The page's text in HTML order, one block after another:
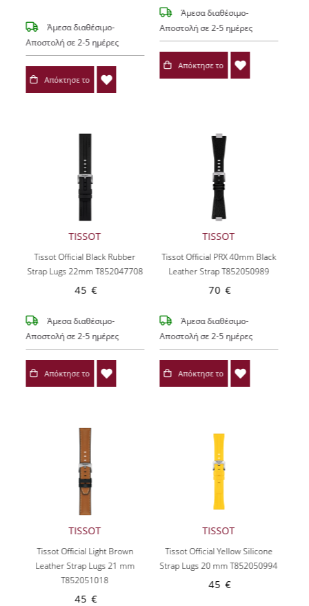
Άμεσα διαθέσιμο-
Αποστολή σε 2-5 ημέρες
Απόκτησε το
Άμεσα διαθέσιμο-
Αποστολή σε 2-5 ημέρες
Απόκτησε το
TISSOT
Tissot Official Black Rubber
Strap Lugs 22mm T852047708
45 €
Άμεσα διαθέσιμο-
Αποστολή σε 2-5 ημέρες
Απόκτησε το
TISSOT
Tissot Official PRX 40mm Black
Leather Strap T852050989
70 €
Άμεσα διαθέσιμο-
Αποστολή σε 2-5 ημέρες
Απόκτησε το
TISSOT
Tissot Official Light Brown
Leather Strap Lugs 21 mm
T852051018
45 €
TISSOT
Tissot Official Yellow Silicone
Strap Lugs 20 mm T852050994
45 €